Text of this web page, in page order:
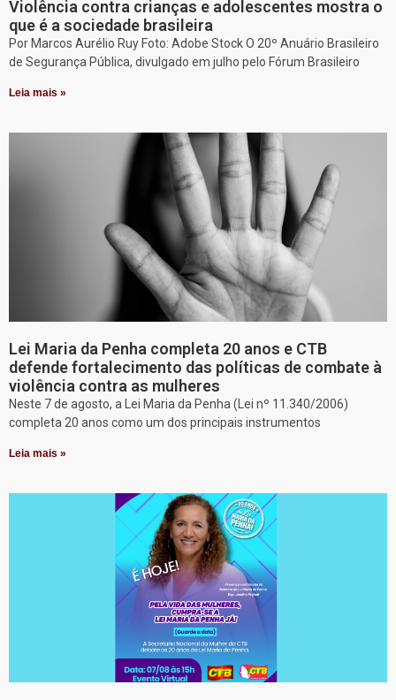
Violência contra crianças e adolescentes mostra o
que é a sociedade brasileira
Por Marcos Aurélio Ruy Foto: Adobe Stock O 20º Anuário Brasileiro
de Segurança Pública, divulgado em julho pelo Fórum Brasileiro
Leia mais »
Lei Maria da Penha completa 20 anos e CTB
defende fortalecimento das políticas de combate à
violência contra as mulheres
Neste 7 de agosto, a Lei Maria da Penha (Lei nº 11.340/2006)
completa 20 anos como um dos principais instrumentos
Leia mais »